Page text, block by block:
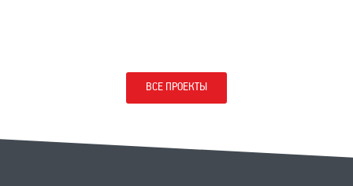
ВСЕ ПРОЕКТЫ